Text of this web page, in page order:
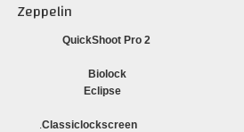
Zeppelin
QuickShoot Pro 2
.